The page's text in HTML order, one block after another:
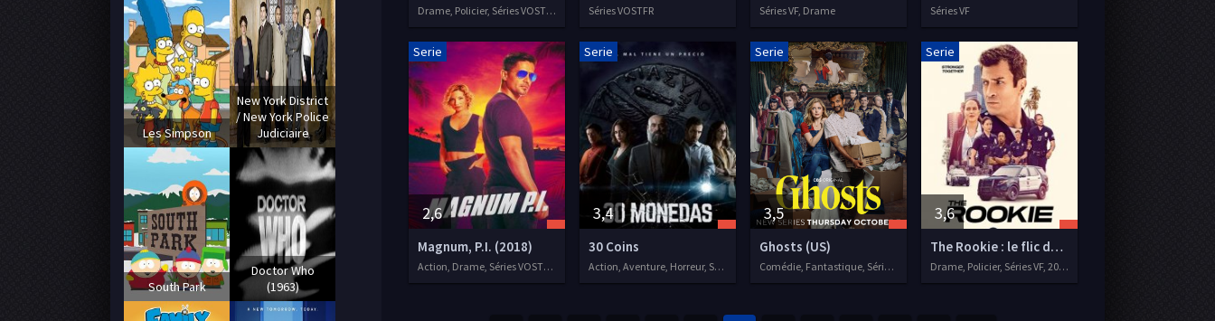
Drame, Policier, Séries VOSTFR, 2021 Séries VOSTFR Séries VF, Drame Séries VF
2,6
Serie
Magnum, P.I. (2018)
Action, Drame, Séries VOSTFR, 2018
3,4
Serie
30 Coins
Action, Aventure, Horreur, Séries VOSTFR, 2020
3,5
Serie
Ghosts (US)
Comédie, Fantastique, Séries VOSTFR, 2021
3,6
Serie
The Rookie : le flic de Los Angeles
Drame, Policier, Séries VF, 2018
Les Simpson
New York District
/ New York Police
Judiciaire
South Park
Doctor Who
(1963)